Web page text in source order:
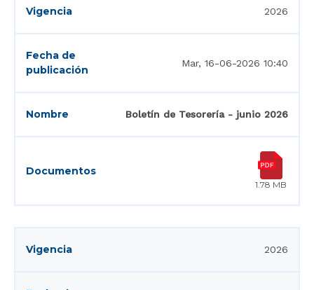
2026
Mar, 16-06-2026 10:40
Boletín de Tesorería - junio 2026
1.78 MB
2026